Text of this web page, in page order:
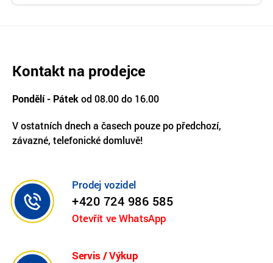
Kontakt na prodejce
Pondělí - Pátek od 08.00 do 16.00
V ostatních dnech a časech pouze po předchozí,
závazné, telefonické domluvě!
Prodej vozidel
+420 724 986 585
Otevřít ve WhatsApp
Servis / Výkup